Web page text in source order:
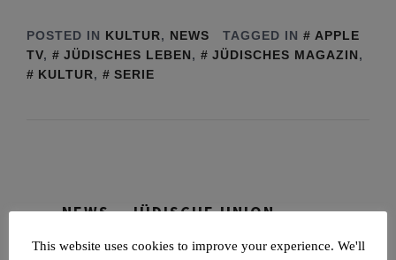
POSTED IN KULTUR, NEWS TAGGED IN
APPLE
TV, JÜDISCHES LEBEN, JÜDISCHES MAGAZIN,
KULTUR, SERIE
NEWS – JÜDISCHE UNION
This website uses cookies to improve your experience. We'll